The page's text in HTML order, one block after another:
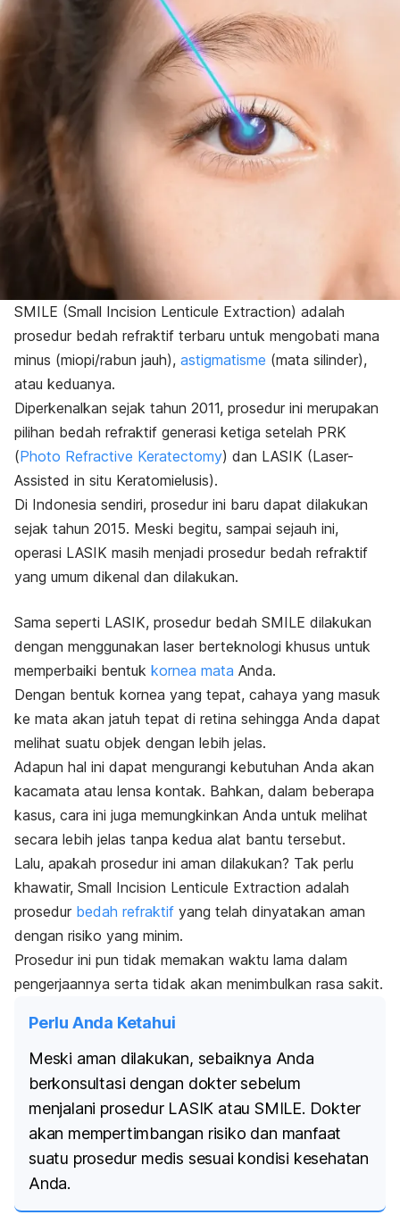
SMILE (Small Incision Lenticule Extraction) adalah
prosedur bedah refraktif terbaru untuk mengobati mana
minus (miopi/rabun jauh), astigmatisme (mata silinder),
atau keduanya.
Diperkenalkan sejak tahun 2011, prosedur ini merupakan
pilihan bedah refraktif generasi ketiga setelah PRK
(Photo Refractive Keratectomy) dan LASIK (Laser-
Assisted in situ Keratomielusis).
Di Indonesia sendiri, prosedur ini baru dapat dilakukan
sejak tahun 2015. Meski begitu, sampai sejauh ini,
operasi LASIK masih menjadi prosedur bedah refraktif
yang umum dikenal dan dilakukan.
Sama seperti LASIK, prosedur bedah SMILE dilakukan
dengan menggunakan laser berteknologi khusus untuk
memperbaiki bentuk kornea mata Anda.
Dengan bentuk kornea yang tepat, cahaya yang masuk
ke mata akan jatuh tepat di retina sehingga Anda dapat
melihat suatu objek dengan lebih jelas.
Adapun hal ini dapat mengurangi kebutuhan Anda akan
kacamata atau lensa kontak. Bahkan, dalam beberapa
kasus, cara ini juga memungkinkan Anda untuk melihat
secara lebih jelas tanpa kedua alat bantu tersebut.
Lalu, apakah prosedur ini aman dilakukan? Tak perlu
khawatir, Small Incision Lenticule Extraction adalah
prosedur bedah refraktif yang telah dinyatakan aman
dengan risiko yang minim.
Prosedur ini pun tidak memakan waktu lama dalam
pengerjaannya serta tidak akan menimbulkan rasa sakit.
Perlu Anda Ketahui
Meski aman dilakukan, sebaiknya Anda
berkonsultasi dengan dokter sebelum
menjalani prosedur LASIK atau SMILE. Dokter
akan mempertimbangan risiko dan manfaat
suatu prosedur medis sesuai kondisi kesehatan
Anda.